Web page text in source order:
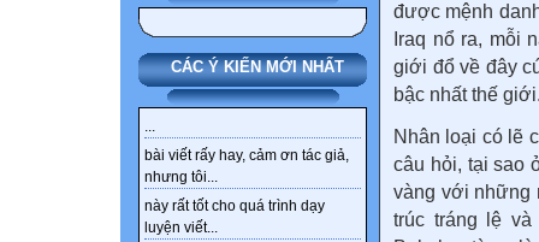
CÁC Ý KIẾN MỚI NHẤT
...
bài viết rấy hay, cảm ơn tác giả,
nhưng tôi...
này rất tốt cho quá trình dạy
luyện viết...
được mệnh
Iraq nổ ra, mỗi
giới đổ về đây
bậc nhất thế
Nhân loại có lẽ
câu hỏi, tại sao
vàng với những
trúc tráng lệ